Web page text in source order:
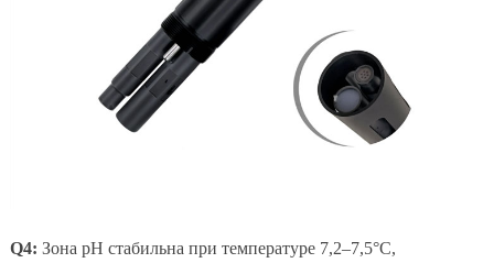
Q4: Зона pH стабильна при температуре 7,2–7,5°С,